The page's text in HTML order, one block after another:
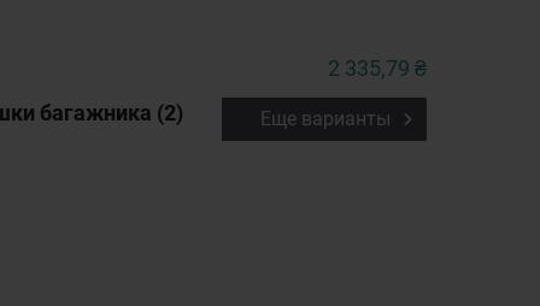
багажника (2)
2 335,79 ₴
Еще варианты